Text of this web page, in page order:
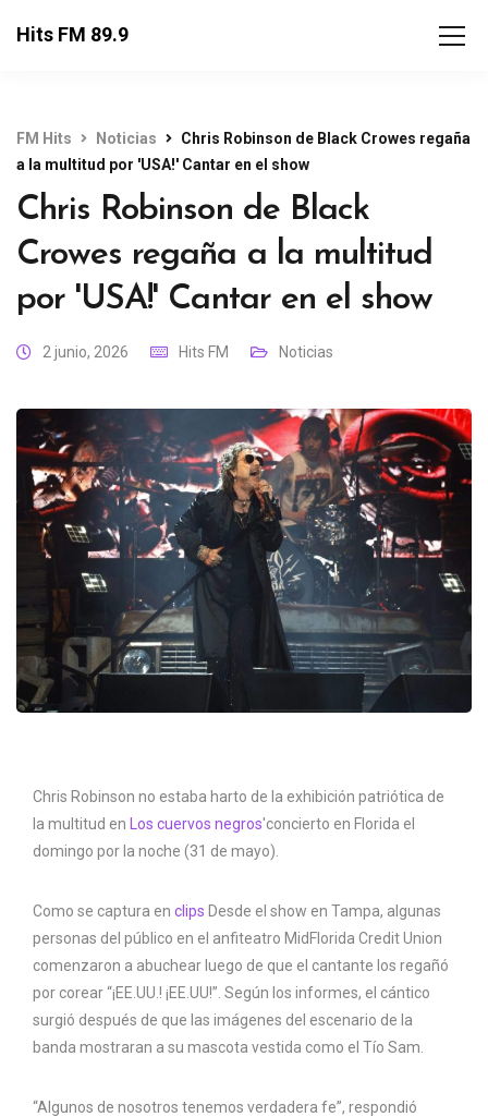
Hits FM 89.9
FM Hits Noticias
Chris Robinson de Black Crowes regaña
a la multitud por 'USA!' Cantar en el show
Chris Robinson de Black
Crowes regaña a la multitud
por 'USA!' Cantar en el show
2 junio, 2026 Hits FM Noticias
Chris Robinson no estaba harto de la exhibición patriótica de
la multitud en
Los cuervos negros'concierto en Florida el
domingo por la noche (31 de mayo).
Como se captura en clips Desde el show en Tampa, algunas
personas del público en el anfiteatro MidFlorida Credit Union
comenzaron a abuchear luego de que el cantante los regañó
por corear “¡EE.UU.! ¡EE.UU!”. Según los informes, el cántico
surgió después de que las imágenes del escenario de la
banda mostraran a su mascota vestida como el Tío Sam.
“Algunos de nosotros tenemos verdadera fe”, respondió